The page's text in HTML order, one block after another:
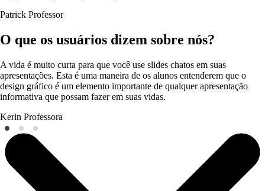
Patrick Professor
O que os usuários dizem sobre nós?
A vida é muito curta para que você use slides chatos em suas
apresentações. Esta é uma maneira de os alunos entenderem que o
design gráfico é um elemento importante de qualquer apresentação
informativa que possam fazer em suas vidas.
Kerin Professora